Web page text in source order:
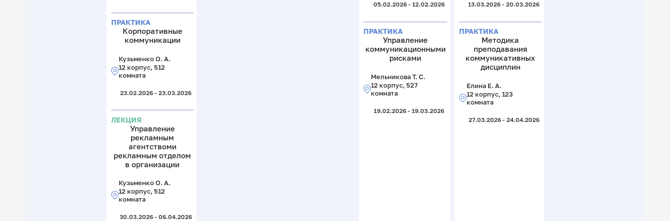
ПРАКТИКА
Корпоративные
коммуникации
Кузьменко О. А.
12 корпус, 512
комната
23.02.2026 - 23.03.2026
ЛЕКЦИЯ
Управление
рекламным
агентствоми
рекламным отделом
в организации
Кузьменко О. А.
12 корпус, 512
комната
30.03.2026 - 06.04.2026
05.02.2026 - 12.02.2026
ПРАКТИКА
Управление
коммуникационными
рисками
Мельникова Т. С.
12 корпус, 527
комната
19.02.2026 - 19.03.2026
13.03.2026 - 20.03.2026
ПРАКТИКА
Методика
преподавания
коммуникативных
дисциплин
Елина Е. А.
12 корпус, 123
комната
27.03.2026 - 24.04.2026